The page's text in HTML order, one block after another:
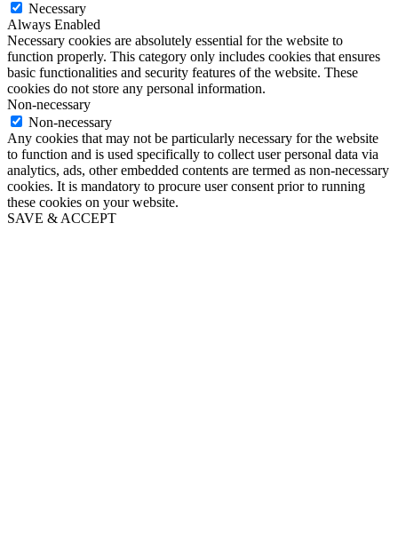
Necessary
Always Enabled
Necessary cookies are absolutely essential for the website to
function properly. This category only includes cookies that ensures
basic functionalities and security features of the website. These
cookies do not store any personal information.
Non-necessary
Non-necessary
Any cookies that may not be particularly necessary for the website
to function and is used specifically to collect user personal data via
analytics, ads, other embedded contents are termed as non-necessary
cookies. It is mandatory to procure user consent prior to running
these cookies on your website.
SAVE & ACCEPT